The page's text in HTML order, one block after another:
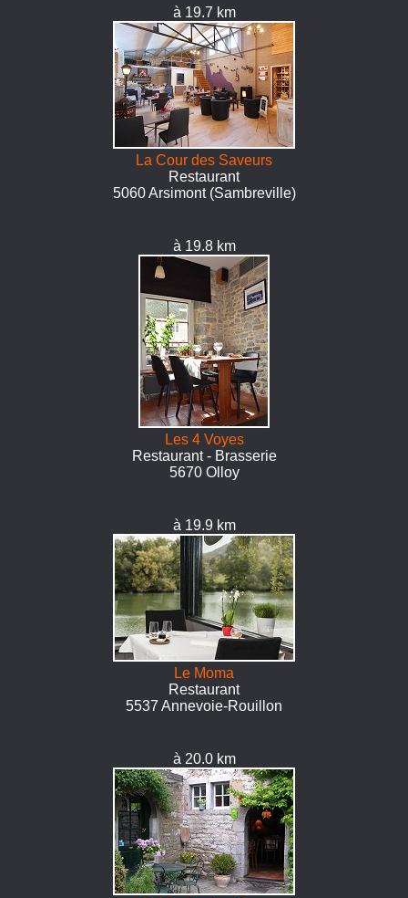
à 19.7 km
La Cour des Saveurs
Restaurant
5060 Arsimont (Sambreville)
à 19.8 km
Les 4 Voyes
Restaurant - Brasserie
5670 Olloy
à 19.9 km
Le Moma
Restaurant
5537 Annevoie-Rouillon
à 20.0 km